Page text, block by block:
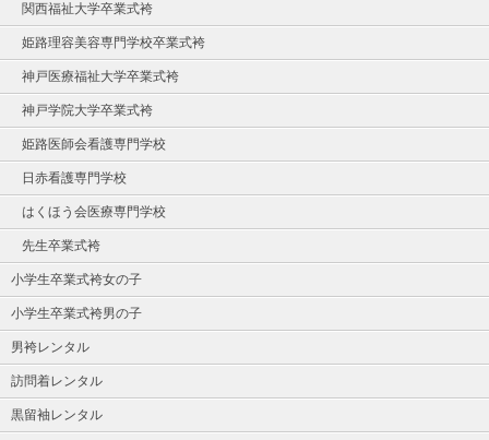
関西福祉大学卒業式袴
姫路理容美容専門学校卒業式袴
神戸医療福祉大学卒業式袴
神戸学院大学卒業式袴
姫路医師会看護専門学校
日赤看護専門学校
はくほう会医療専門学校
先生卒業式袴
小学生卒業式袴女の子
小学生卒業式袴男の子
男袴レンタル
訪問着レンタル
黒留袖レンタル